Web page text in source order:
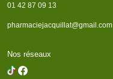
01 42 87 09 13
pharmaciejacquillat@gmail.com
Nos réseaux